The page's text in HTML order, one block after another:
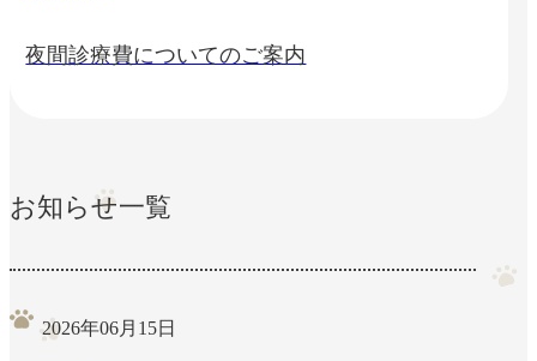
夜間診療費についてのご案内
お知らせ一覧
2026年06月15日